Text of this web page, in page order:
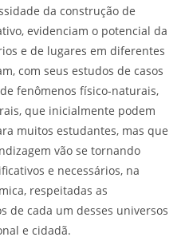
da construção de
evidenciam o potencial da
e de lugares em diferentes
com seus estudos de casos
fenômenos físico-naturais,
que inicialmente podem
muitos estudantes, mas que
vão se tornando
e necessários, na
respeitadas as
de cada um desses universos
e cidadã.